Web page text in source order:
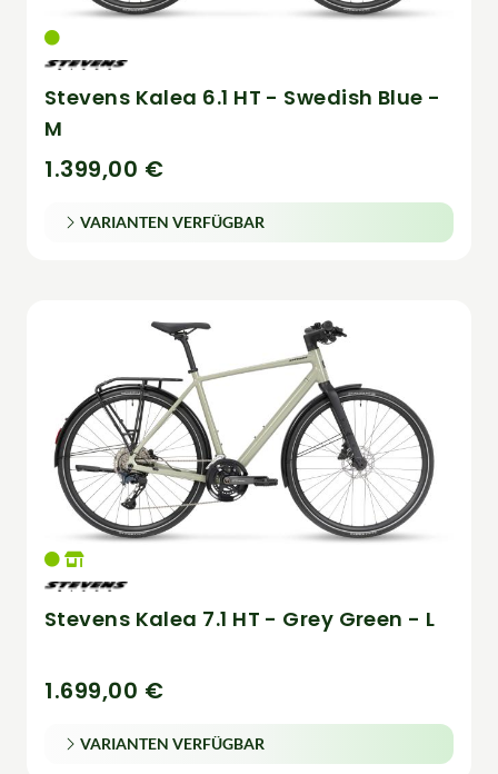
Stevens Kalea 6.1 HT - Swedish Blue -
M
1.399,00 €
VARIANTEN VERFÜGBAR
Stevens Kalea 7.1 HT - Grey Green - L
1.699,00 €
VARIANTEN VERFÜGBAR